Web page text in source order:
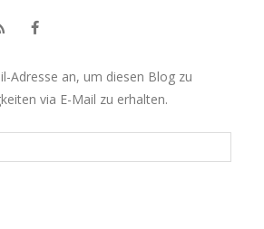
Adresse an, um diesen Blog zu
via E-Mail zu erhalten.